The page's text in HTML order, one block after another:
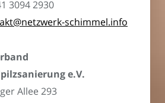
3094 2930
schimmel.info
e.V.
Allee 293